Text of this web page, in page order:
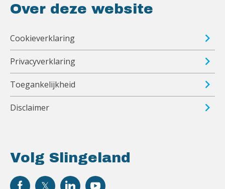
Volg Slingeland
Over deze website
Cookieverklaring
Privacyverklaring
Toegankelijkheid
Disclaimer